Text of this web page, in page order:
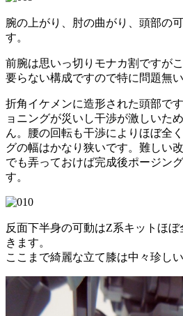
腕の上がり、肘の曲がり、頭部の
す。
前腕は思いっ切りモナカ割ですが
要らない構成ですので特に問題無
折角イケメンに造形された頭部で
ョニングが災いし干渉が激しいた
ん。腰の回転も干渉によりほぼ全
グの幅はかなり狭いです。難しい
でも弄っておけば完成後ポージン
す。
反面下半身の可動はZ系キットほ
きます。
ここまで綺麗な立て膝は中々珍し